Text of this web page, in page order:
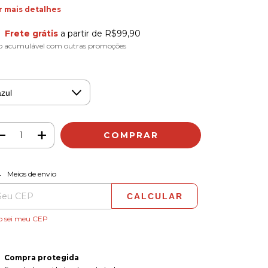
mais detalhes
Frete grátis a partir de R$99,90
acumulável com outras promoções
para o CEP:
Meios de envio
CALCULAR
sei meu CEP
Compra protegida